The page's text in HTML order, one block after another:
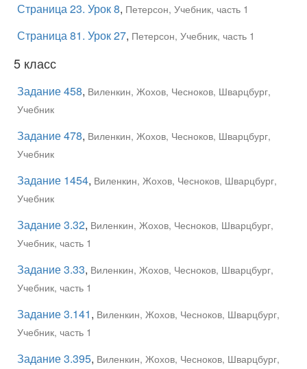
Страница 23. Урок 8, Петерсон, Учебник, часть 1
Страница 81. Урок 27, Петерсон, Учебник, часть 1
5 класс
Задание 458, Виленкин, Жохов, Чесноков, Шварцбург,
Учебник
Задание 478, Виленкин, Жохов, Чесноков, Шварцбург,
Учебник
Задание 1454, Виленкин, Жохов, Чесноков, Шварцбург,
Учебник
Задание 3.32, Виленкин, Жохов, Чесноков, Шварцбург,
Учебник, часть 1
Задание 3.33, Виленкин, Жохов, Чесноков, Шварцбург,
Учебник, часть 1
Задание 3.141, Виленкин, Жохов, Чесноков, Шварцбург,
Учебник, часть 1
Задание 3.395, Виленкин, Жохов, Чесноков, Шварцбург,